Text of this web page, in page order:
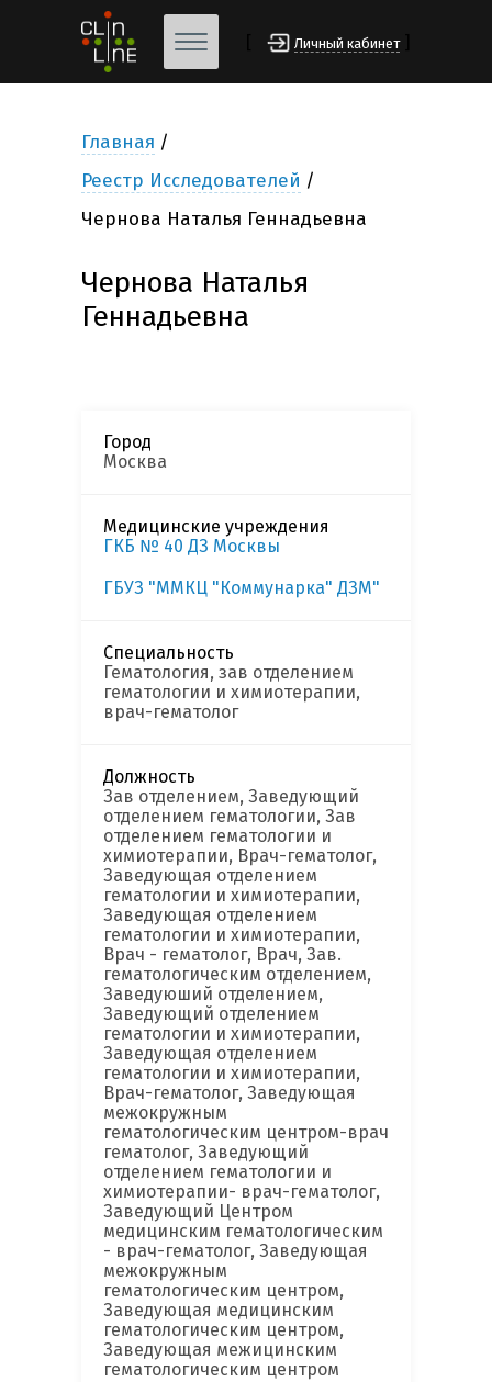
Личный кабинет
Главная
Реестр Исследователей
Чернова Наталья Геннадьевна
Чернова Наталья
Геннадьевна
Город
Москва
Медицинские учреждения
ГКБ № 40 ДЗ Москвы
ГБУЗ "ММКЦ "Коммунарка" ДЗМ"
Специальность
Гематология, зав отделением
гематологии и химиотерапии,
врач-гематолог
Должность
Зав отделением, Заведующий
отделением гематологии, Зав
отделением гематологии и
химиотерапии, Врач-гематолог,
Заведующая отделением
гематологии и химиотерапии,
Заведующая отделением
гематологии и химиотерапии,
Врач - гематолог, Врач, Зав.
гематологическим отделением,
Заведуюший отделением,
Заведующий отделением
гематологии и химиотерапии,
Заведующая отделением
гематологии и химиотерапии,
Врач-гематолог, Заведующая
межокружным
гематологическим центром-врач
гематолог, Заведующий
отделением гематологии и
химиотерапии- врач-гематолог,
Заведующий Центром
медицинским гематологическим
- врач-гематолог, Заведующая
межокружным
гематологическим центром,
Заведующая медицинским
гематологическим центром,
Заведующая межицинским
гематологическим центром